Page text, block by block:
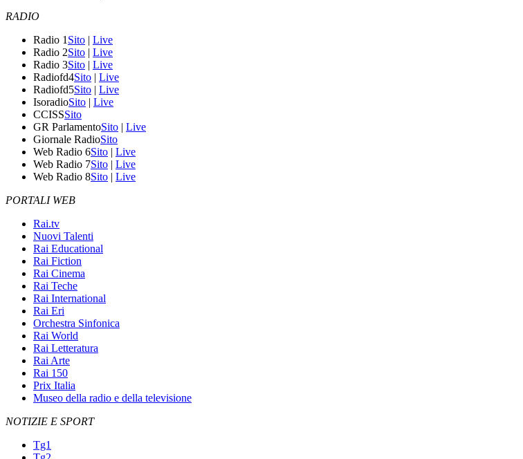
RADIO
Radio 1 Sito | Live
Radio 2Sito | Live
Radio 3Sito | Live
Radiofd4Sito | Live
Radiofd5Sito | Live
IsoradioSito | Live
CCISSSito
GR ParlamentoSito | Live
Giornale RadioSito
Web Radio 6Sito | Live
Web Radio 7Sito | Live
Web Radio 8Sito | Live
PORTALI WEB
Rai.tv
Nuovi Talenti
Rai Educational
Rai Fiction
Rai Cinema
Rai Teche
Rai International
Rai Eri
Orchestra Sinfonica
Rai World
Rai Letteratura
Rai Arte
Rai 150
Prix Italia
Museo della radio e della televisione
NOTIZIE E SPORT
Tg1